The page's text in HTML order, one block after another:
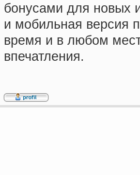
бонусами для новых
и мобильная версия
время и в любом
впечатления.